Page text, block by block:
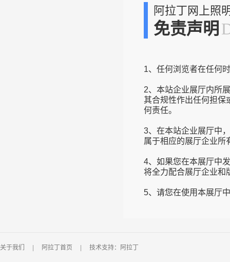
阿拉丁网上照
免责声明
1、任何浏览者在任何
2、本站企业展厅内所
其合规性作出任何担保
何责任。
3、在本站企业展厅中
属于相应的展厅企业所
4、如果您在本展厅中
将全力配合展厅企业和
关于我们 阿拉丁首页 技术支持：阿拉丁